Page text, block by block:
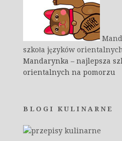
szkoła języków
Mandarynka – najlepsza
orientalnych na pomorzu
BLOGI KULINARNE